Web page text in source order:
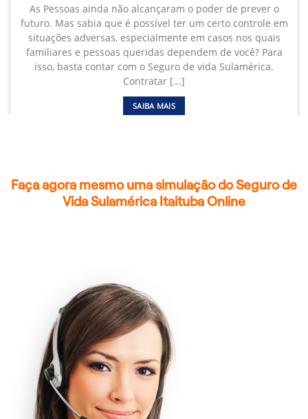
As Pessoas ainda não alcançaram o poder de prever o
futuro. Mas sabia que é possível ter um certo controle em
situações adversas, especialmente em casos nos quais
familiares e pessoas queridas dependem de você? Para
isso, basta contar com o Seguro de vida Sulamérica.
Contratar [...]
SAIBA MAIS
Faça agora mesmo uma simulação do Seguro de
Vida Sulamérica Itaituba Online